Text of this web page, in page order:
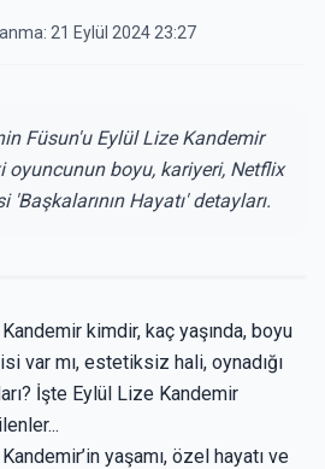
21 Eylül 2024 23:27
Füsun'u Eylül Lize Kandemir
oyuncunun boyu, kariyeri, Netflix
'Başkalarının Hayatı' detayları.
kimdir, kaç yaşında, boyu
var mı, estetiksiz hali, oynadığı
İşte Eylül Lize Kandemir
yaşamı, özel hayatı ve